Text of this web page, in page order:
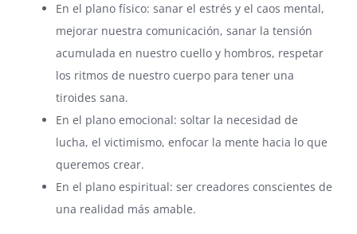
En el plano físico: sanar el estrés y el caos mental,
mejorar nuestra comunicación, sanar la tensión
acumulada en nuestro cuello y hombros, respetar
los ritmos de nuestro cuerpo para tener una
tiroides sana.
En el plano emocional: soltar la necesidad de
lucha, el victimismo, enfocar la mente hacia lo que
queremos crear.
En el plano espiritual: ser creadores conscientes de
una realidad más amable.